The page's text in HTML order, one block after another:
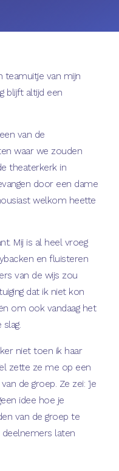
teamuitje van mijn
blijft altijd een
van de
waar we zouden
theaterkerk in
door een dame
welkom heette
Mij is al heel vroeg
en fluisteren
van de wijs zou
dat ik niet kon
om ook vandaag het
niet toen ik haar
zette ze me op een
de groep. Ze zei: ‘je
idee hoe je
van de groep te
laten